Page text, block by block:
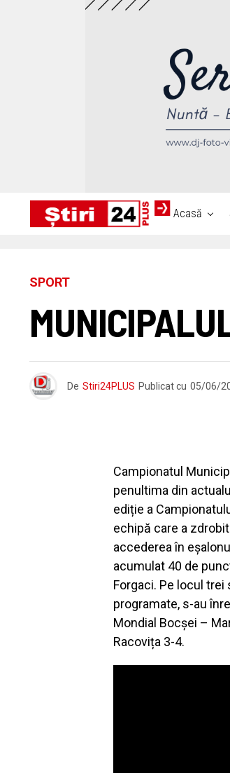
Acasă
SPORT
De Stiri24PLUS Publicat cu 05/06/
Campionatul
penultima din
ediție a
echipă care a
accederea în
acumulat 40 de
Forgaci. Pe locul
programate, s-au
Mondial Bocșei –
Racovița 3-4.